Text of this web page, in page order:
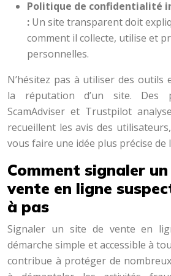
Politique de confidentialité
: Un site transparent doit
comment il collecte, utilise et
personnelles.
N’hésitez pas à utiliser des
la réputation d’un site. Des
ScamAdviser et Trustpilot
recueillent les avis des
vous faire une idée plus précise de
Comment signaler
vente en ligne
à pas
Signaler un site de vente en
démarche simple et accessible à
contribue à protéger de